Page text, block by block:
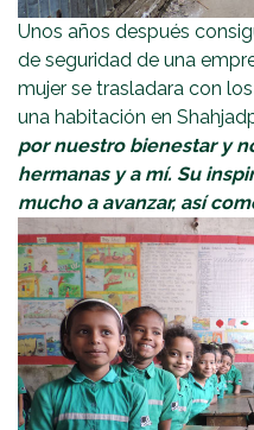
Unos años después
de seguridad de una
mujer se trasladara con
una habitación en
por nuestro bienestar y
hermanas y a mí. Su
mucho a avanzar, así